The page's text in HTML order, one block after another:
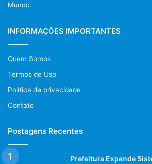
Mundo.
INFORMAÇÕES IMPORTANTES
Quem Somos
Termos de Uso
Política de privacidade
Contato
Postagens Recentes
Prefeitura Expande